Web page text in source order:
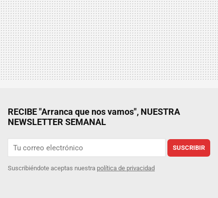
RECIBE "Arranca que nos vamos", NUESTRA
NEWSLETTER SEMANAL
SUSCRIBIR
Suscribiéndote aceptas nuestra política de privacidad